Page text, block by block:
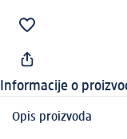
Informacije o
Opis proizvoda